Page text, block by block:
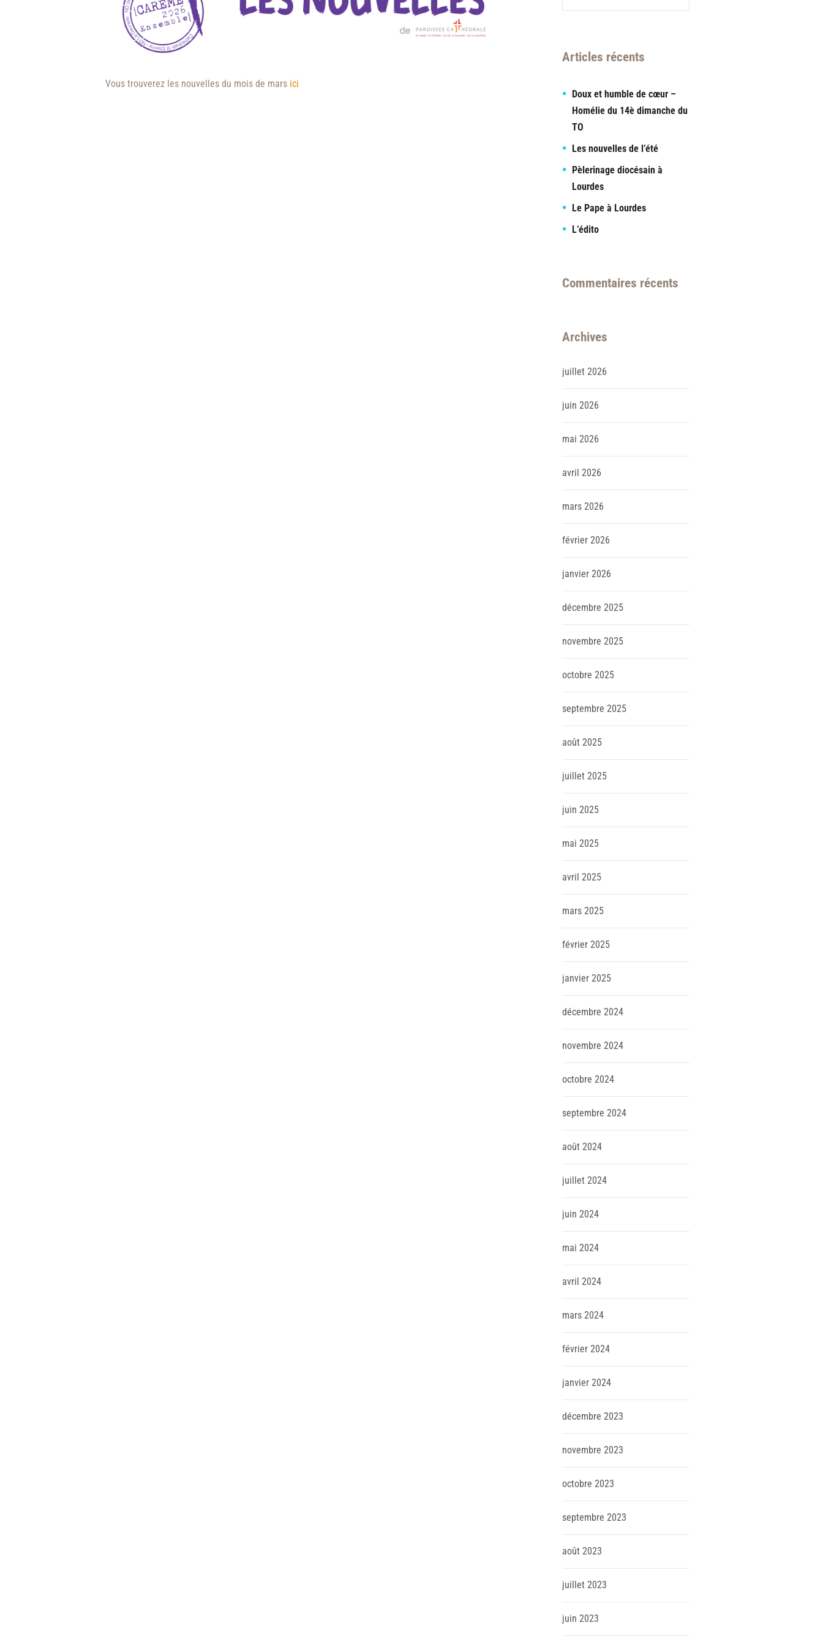
Vous trouverez les nouvelles du mois de mars ici
Articles récents
Doux et humble de cœur –
Homélie du 14è dimanche du
TO
Les nouvelles de l’été
Pèlerinage diocésain à
Lourdes
Le Pape à Lourdes
L’édito
Commentaires récents
Archives
juillet 2026
juin 2026
mai 2026
avril 2026
mars 2026
février 2026
janvier 2026
décembre 2025
novembre 2025
octobre 2025
septembre 2025
août 2025
juillet 2025
juin 2025
mai 2025
avril 2025
mars 2025
février 2025
janvier 2025
décembre 2024
novembre 2024
octobre 2024
septembre 2024
août 2024
juillet 2024
juin 2024
mai 2024
avril 2024
mars 2024
février 2024
janvier 2024
décembre 2023
novembre 2023
octobre 2023
septembre 2023
août 2023
juillet 2023
juin 2023